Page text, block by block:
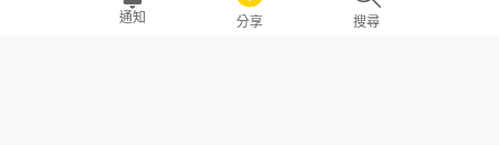
職場透明化運動
通知 分享 搜尋